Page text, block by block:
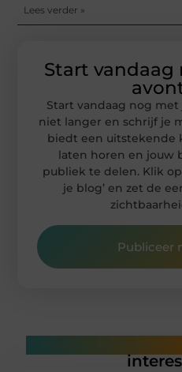
Lees verder »
Start
Start vandaag nog
niet langer en schrijf je
biedt een uitstekende
laten horen en jouw
publiek te delen. Klik
je blog’ en zet de
Publiceer